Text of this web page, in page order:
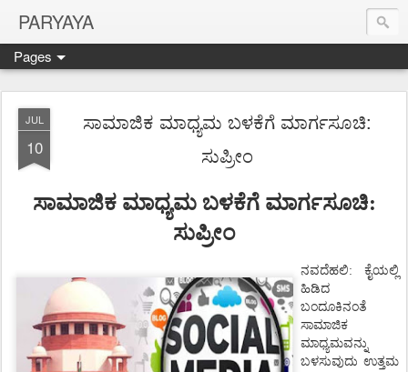
PARYAYA
Pages
JUL
10
ಸಾಮಾಜಿಕ ಮಾಧ್ಯಮ ಬಳಕೆಗೆ ಮಾರ್ಗಸೂಚಿ:
ಸುಪ್ರೀಂ
ಸಾಮಾಜಿಕ ಮಾಧ್ಯಮ ಬಳಕೆಗೆ ಮಾರ್ಗಸೂಚಿ:
ಸುಪ್ರೀಂ
ನವದೆಹಲಿ: ಕೈಯಲ್ಲಿ
ಹಿಡಿದ
ಬಂದೂಕಿನಂತೆ
ಸಾಮಾಜಿಕ
ಮಾಧ್ಯಮವನ್ನು
ಬಳಸುವುದು ಉತ್ತಮ